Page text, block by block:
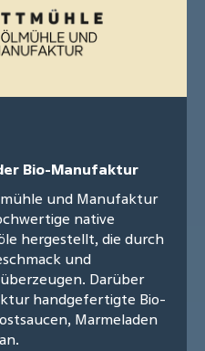
Bio-Manufaktur
und Manufaktur
native
hergestellt, die durch
und
Darüber
handgefertigte Bio-
Marmeladen